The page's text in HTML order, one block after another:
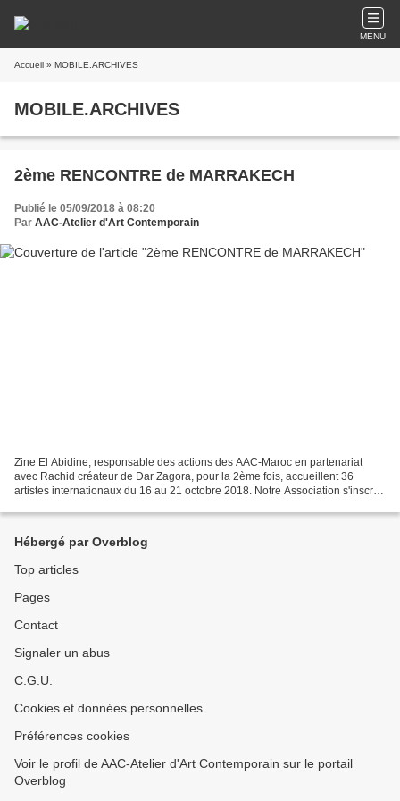
MENU
Accueil » MOBILE.ARCHIVES
MOBILE.ARCHIVES
2ème RENCONTRE de MARRAKECH
Publié le 05/09/2018 à 08:20
Par AAC-Atelier d'Art Contemporain
Zine El Abidine, responsable des actions des AAC-Maroc en partenariat
avec Rachid créateur de Dar Zagora, pour la 2ème fois, accueillent 36
artistes internationaux du 16 au 21 octobre 2018. Notre Association s'inscrit
Hébergé par Overblog
Top articles
Pages
Contact
Signaler un abus
C.G.U.
Cookies et données personnelles
Préférences cookies
Voir le profil de AAC-Atelier d'Art Contemporain sur le portail
Overblog